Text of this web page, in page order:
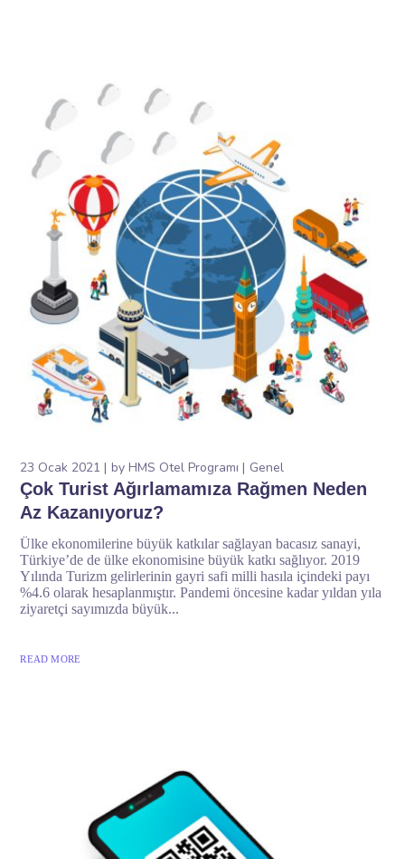
23 Ocak 2021 byHMS Otel Programı Genel
Çok Turist Ağırlamamıza Rağmen Neden
Az Kazanıyoruz?
Ülke ekonomilerine büyük katkılar sağlayan bacasız sanayi,
Türkiye’de de ülke ekonomisine büyük katkı sağlıyor. 2019
Yılında Turizm gelirlerinin gayri safi milli hasıla içindeki payı
%4.6 olarak hesaplanmıştır. Pandemi öncesine kadar yıldan yıla
ziyaretçi sayımızda büyük...
READ MORE